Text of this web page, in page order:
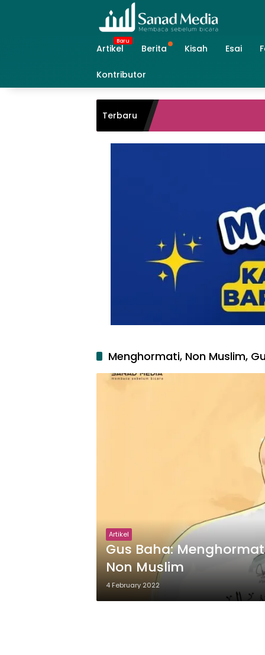
Artikel
Berita Kisah Esai
Kontributor
Terbaru
Menghormati, Non Muslim,
Artikel
Gus Baha:
Non Muslim
4 February 2022